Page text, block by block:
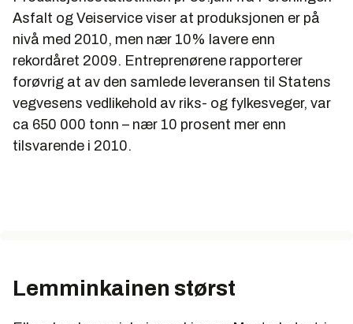
Asfalt og Veiservice viser at produksjonen er på
nivå med 2010, men nær 10% lavere enn
rekordåret 2009. Entreprenørene rapporterer
forøvrig at av den samlede leveransen til Statens
vegvesens vedlikehold av riks- og fylkesveger, var
ca 650 000 tonn – nær 10 prosent mer enn
tilsvarende i 2010.
Lemminkainen størst